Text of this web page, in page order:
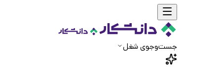
جست‌و‌جوی شغل